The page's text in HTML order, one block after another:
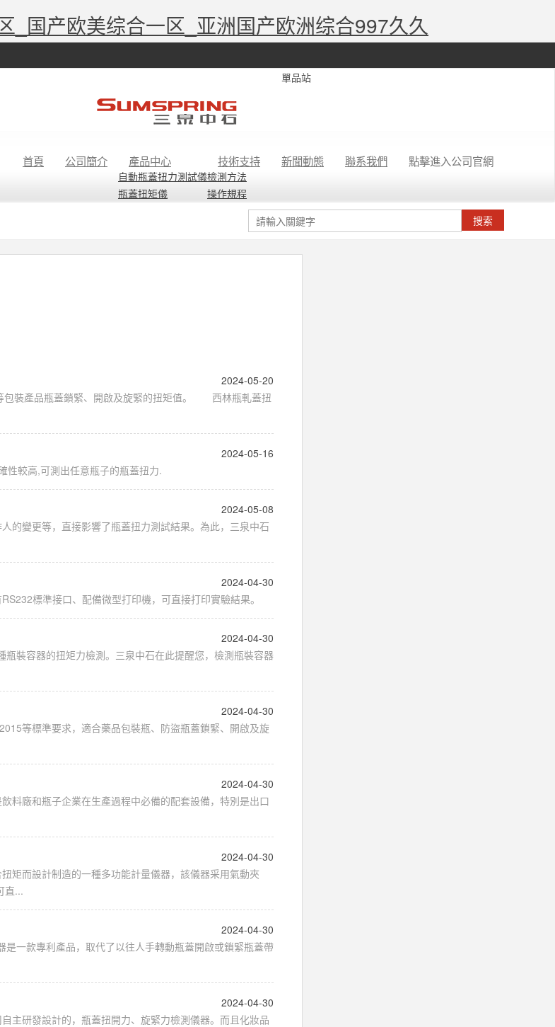
_国产欧美综合一区_亚洲国产欧洲综合997久久
單品站
首頁 公司簡介 產品中心
自動瓶蓋扭力測試儀
瓶蓋扭矩儀
技術支持
檢測方法
操作規程
新聞動態 聯系我們 點擊進入公司官網
2024-05-20
包裝產品瓶蓋鎖緊、開啟及旋緊的扭矩值。 西林瓶軋蓋扭
2024-05-16
性較高,可測出任意瓶子的瓶蓋扭力.
2024-05-08
的變更等，直接影響了瓶蓋扭力測試結果。為此，三泉中石
2024-04-30
標準接口、配備微型打印機，可直接打印實驗結果。
2024-04-30
裝容器的扭矩力檢測。三泉中石在此提醒您，檢測瓶裝容器
2024-04-30
等標準要求，適合藥品包裝瓶、防盜瓶蓋鎖緊、開啟及旋
2024-04-30
料廠和瓶子企業在生產過程中必備的配套設備，特別是出口
2024-04-30
矩而設計制造的一種多功能計量儀器，該儀器采用氣動夾
直...
2024-04-30
一款專利產品，取代了以往人手轉動瓶蓋開啟或鎖緊瓶蓋帶
2024-04-30
主研發設計的，瓶蓋扭開力、旋緊力檢測儀器。而且化妝品